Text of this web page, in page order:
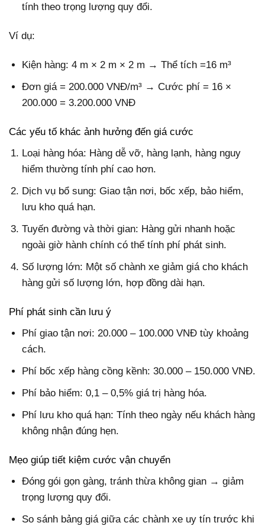
tính theo trọng lượng quy đổi.
Ví dụ:
Kiện hàng: 4 m × 2 m × 2 m → Thể tích =16 m³
Đơn giá = 200.000 VNĐ/m³ → Cước phí = 16 ×
200.000 = 3.200.000 VNĐ
Các yếu tố khác ảnh hưởng đến giá cước
Loại hàng hóa: Hàng dễ vỡ, hàng lạnh, hàng nguy
hiểm thường tính phí cao hơn.
Dịch vụ bổ sung: Giao tận nơi, bốc xếp, bảo hiểm,
lưu kho quá hạn.
Tuyến đường và thời gian: Hàng gửi nhanh hoặc
ngoài giờ hành chính có thể tính phí phát sinh.
Số lượng lớn: Một số chành xe giảm giá cho khách
hàng gửi số lượng lớn, hợp đồng dài hạn.
Phí phát sinh cần lưu ý
Phí giao tận nơi: 20.000 – 100.000 VNĐ tùy khoảng
cách.
Phí bốc xếp hàng cồng kềnh: 30.000 – 150.000 VNĐ.
Phí bảo hiểm: 0,1 – 0,5% giá trị hàng hóa.
Phí lưu kho quá hạn: Tính theo ngày nếu khách hàng
không nhận đúng hẹn.
Mẹo giúp tiết kiệm cước vận chuyển
Đóng gói gọn gàng, tránh thừa không gian → giảm
trọng lượng quy đổi.
So sánh bảng giá giữa các chành xe uy tín trước khi